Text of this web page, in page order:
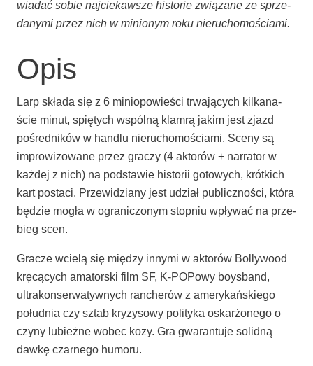
wia­dać sobie naj­cie­kaw­sze histo­rie zwią­za­ne ze sprze­
da­ny­mi przez nich w minio­nym roku nieruchomościami.
Opis
Larp skła­da się z 6 minio­po­wie­ści trwa­ją­cych kil­ka­na­
ście minut, spię­tych wspól­ną klam­rą jakim jest zjazd
pośred­ni­ków w han­dlu nie­ru­cho­mo­ścia­mi. Sce­ny są
impro­wi­zo­wa­ne przez gra­czy (4 akto­rów + nar­ra­tor w
każ­dej z nich) na pod­sta­wie histo­rii goto­wych, krót­kich
kart posta­ci. Prze­wi­dzia­ny jest udział publicz­no­ści, któ­ra
będzie mogła w ogra­ni­czo­nym stop­niu wpły­wać na prze­
bieg scen.
Gra­cze wcie­lą się mię­dzy inny­mi w akto­rów Bol­ly­wo­od
krę­cą­cych ama­tor­ski film SF, K‑POPowy boys­band,
ultra­kon­ser­wa­tyw­nych ran­che­rów z ame­ry­kań­skie­go
połu­dnia czy sztab kry­zy­so­wy poli­ty­ka oskar­żo­ne­go o
czy­ny lubież­ne wobec kozy. Gra gwa­ran­tu­je solid­ną
daw­kę czar­ne­go humoru.